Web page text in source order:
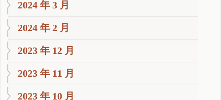
2024 年 3 月
2024 年 2 月
2023 年 12 月
2023 年 11 月
2023 年 10 月